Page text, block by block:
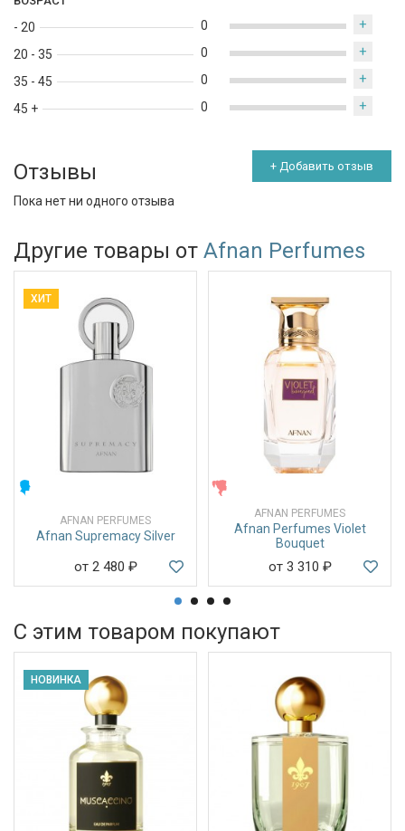
- 20
20 - 35
35 - 45
45 +
0 +
0 +
0 +
0 +
Отзывы + Добавить отзыв
Пока нет ни одного отзыва
Другие товары от Afnan Perfumes
ХИТ
AFNAN PERFUMES
Afnan Supremacy Silver
от 2 480 ₽
AFNAN PERFUMES
Afnan Perfumes Violet
Bouquet
от 3 310 ₽
С этим товаром покупают
НОВИНКА